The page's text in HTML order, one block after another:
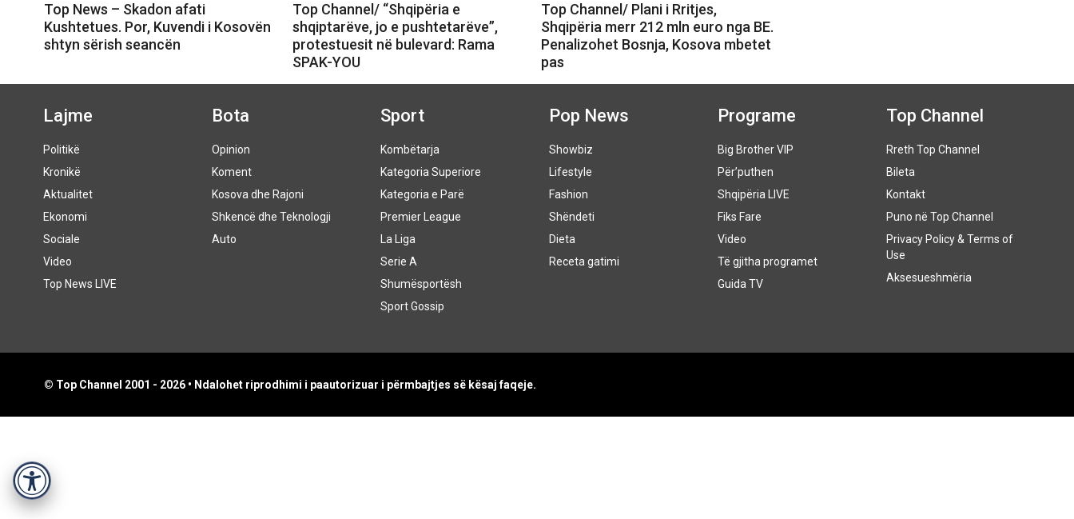
Accessibility
Top News – Skadon afati
Kushtetues. Por, Kuvendi i Kosovën
shtyn sërish seancën
Top Channel/ “Shqipëria e
shqiptarëve, jo e pushtetarëve”,
protestuesit në bulevard: Rama
SPAK-YOU
Top Channel/ Plani i Rritjes,
Shqipëria merr 212 mln euro nga BE.
Penalizohet Bosnja, Kosova mbetet
pas
Lajme
Politikë
Kronikë
Aktualitet
Ekonomi
Sociale
Video
Top News LIVE
Bota
Opinion
Koment
Kosova dhe Rajoni
Shkencë dhe Teknologji
Auto
Sport
Kombëtarja
Kategoria Superiore
Kategoria e Parë
Premier League
La Liga
Serie A
Shumësportësh
Sport Gossip
Pop News
Showbiz
Lifestyle
Fashion
Shëndeti
Dieta
Receta gatimi
Programe
Big Brother VIP
Për’puthen
Shqipëria LIVE
Fiks Fare
Video
Të gjitha programet
Guida TV
Top Channel
Rreth Top Channel
Bileta
Kontakt
Puno në Top Channel
Privacy Policy & Terms of
Use
Aksesueshmëria
© Top Channel 2001 - 2026 • Ndalohet riprodhimi i paautorizuar i përmbajtjes së kësaj faqeje.